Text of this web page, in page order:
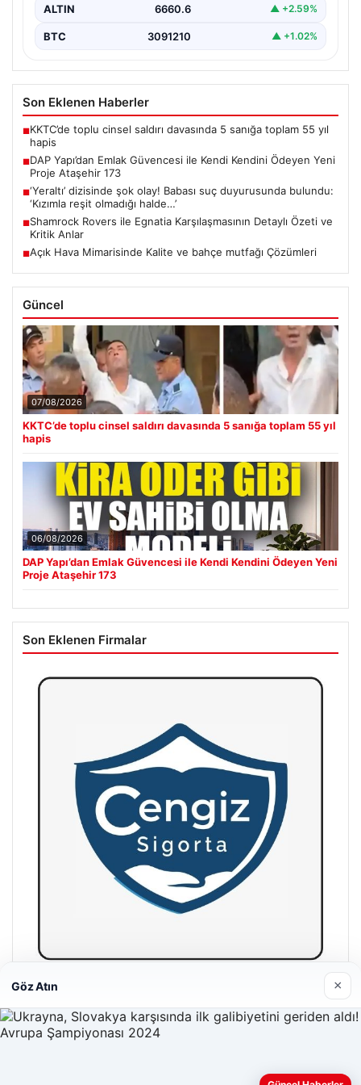
ALTIN 6660.6 ▲ +2.59%
BTC 3091210 ▲ +1.02%
Son Eklenen Haberler
■KKTC’de toplu cinsel saldırı davasında 5 sanığa toplam 55 yıl
hapis
■DAP Yapı’dan Emlak Güvencesi ile Kendi Kendini Ödeyen Yeni
Proje Ataşehir 173
■‘Yeraltı’ dizisinde şok olay! Babası suç duyurusunda bulundu:
‘Kızımla reşit olmadığı halde…’
■Shamrock Rovers ile Egnatia Karşılaşmasının Detaylı Özeti ve
Kritik Anlar
■Açık Hava Mimarisinde Kalite ve bahçe mutfağı Çözümleri
Güncel
07/08/2026
KKTC’de toplu cinsel saldırı davasında 5 sanığa toplam 55 yıl
hapis
06/08/2026
DAP Yapı’dan Emlak Güvencesi ile Kendi Kendini Ödeyen Yeni
Proje Ataşehir 173
Son Eklenen Firmalar
Hastaş Beton
26/05/2026
Göz Atın ×